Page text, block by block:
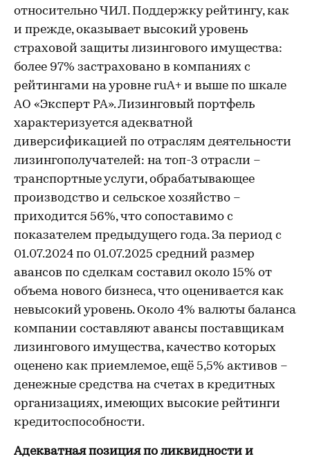
относительно ЧИЛ. Поддержку рейтингу, как
и прежде, оказывает высокий уровень
страховой защиты лизингового имущества:
более 97% застраховано в компаниях с
рейтингами на уровне ruА+ и выше по шкале
АО «Эксперт РА». Лизинговый портфель
характеризуется адекватной
диверсификацией по отраслям деятельности
лизингополучателей: на топ-3 отрасли –
транспортные услуги, обрабатывающее
производство и сельское хозяйство –
приходится 56%, что сопоставимо с
показателем предыдущего года. За период с
01.07.2024 по 01.07.2025 средний размер
авансов по сделкам составил около 15% от
объема нового бизнеса, что оценивается как
невысокий уровень. Около 4% валюты баланса
компании составляют авансы поставщикам
лизингового имущества, качество которых
оценено как приемлемое, ещё 5,5% активов –
денежные средства на счетах в кредитных
организациях, имеющих высокие рейтинги
кредитоспособности.
Адекватная позиция по ликвидности и